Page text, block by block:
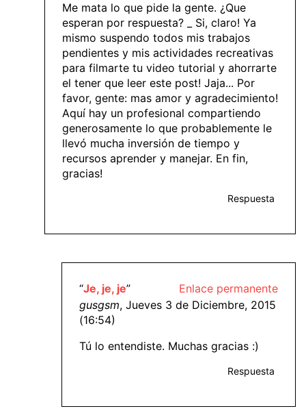
Me mata lo que pide la gente. ¿Que
esperan por respuesta? _ Si, claro! Ya
mismo suspendo todos mis trabajos
pendientes y mis actividades recreativas
para filmarte tu video tutorial y ahorrarte
el tener que leer este post! Jaja... Por
favor, gente: mas amor y agradecimiento!
Aquí hay un profesional compartiendo
generosamente lo que probablemente le
llevó mucha inversión de tiempo y
recursos aprender y manejar. En fin,
gracias!
Respuesta
Enlace permanente
“Je, je, je”
gusgsm, Jueves 3 de Diciembre, 2015
(16:54)
Tú lo entendiste. Muchas gracias :)
Respuesta